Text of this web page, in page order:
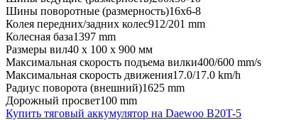
Шины поворотные (размерность)16х6-8
Колея передних/задних колес912/201 mm
Колесная база1397 mm
Размеры вил40 x 100 x 900 мм
Максимальная скорость подъема вилки400/600 mm/s
Максимальная скорость движения17.0/17.0 km/h
Радиус поворота (внешний)1625 mm
Дорожный просвет100 mm
Купить тяговый аккумулятор на Daewoo B20T-5